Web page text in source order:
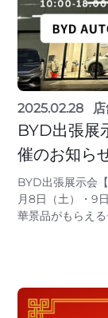
2025.02.28
BYD出張展
催のお知ら
BYD出張展示会
月8日（土）・9
華景品がもらえ